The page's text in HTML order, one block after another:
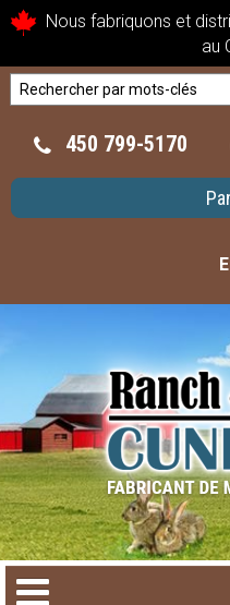
Nous fabriquons et
au
450 799-5170